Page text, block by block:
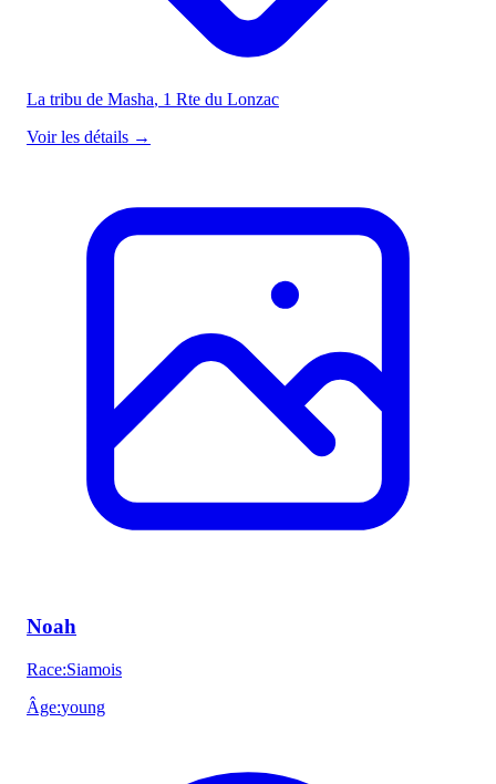
La tribu de Masha, 1 Rte du Lonzac
Voir les détails →
Noah
Race:Siamois
Âge:young